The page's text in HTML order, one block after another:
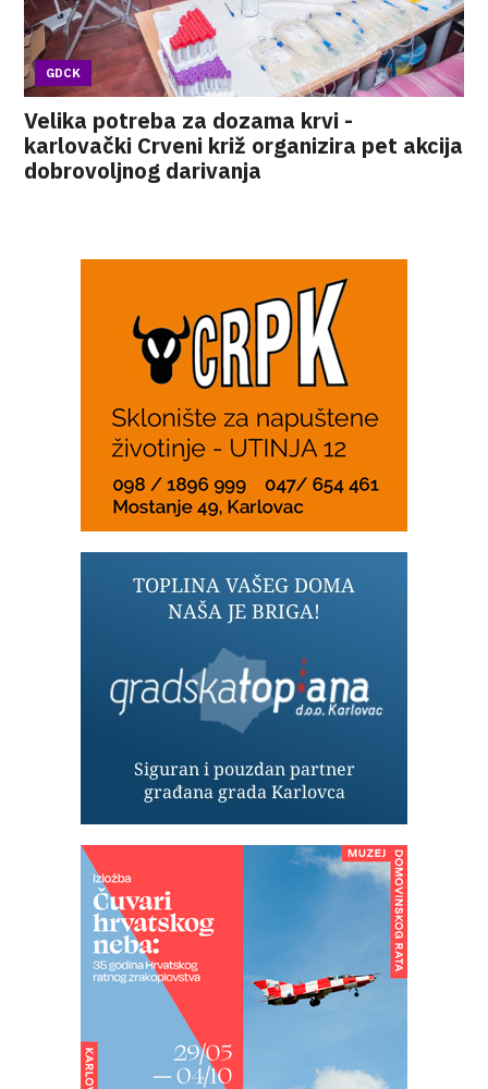
GDCK
Velika potreba za dozama krvi -
karlovački Crveni križ organizira pet akcija
dobrovoljnog darivanja